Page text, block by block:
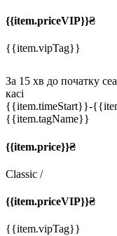
{{item.priceVIP}}₴
{{item.vipTag}}
За 15 хв до початку
касі
{{item.timeStart}}-
{{item.tagName}}
{{item.price}}₴
Classic /
{{item.priceVIP}}₴
{{item.vipTag}}